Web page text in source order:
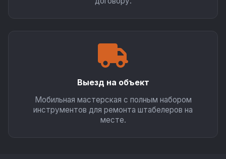
Выезд на объект
Мобильная мастерская с полным набором
инструментов для ремонта штабелеров на
месте.